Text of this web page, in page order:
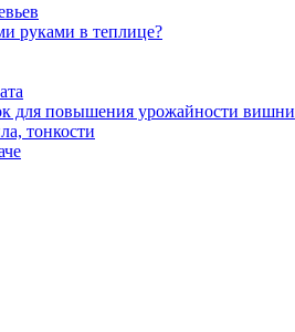
руками в теплице?
для повышения урожайности вишни
тонкости